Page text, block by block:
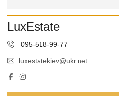
LuxEstate
095-518-99-77
luxestatekiev@ukr.net